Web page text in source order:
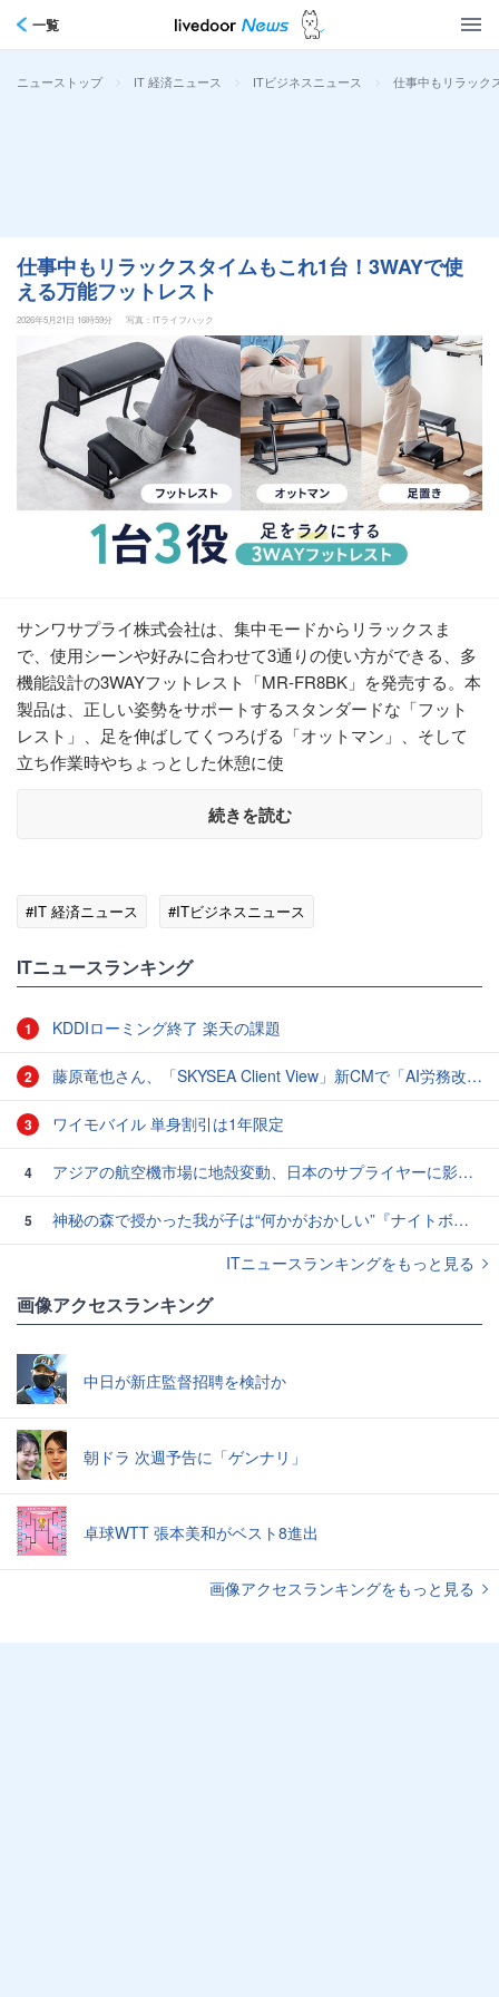
一覧
ニューストップ > IT 経済ニュース > ITビジネスニュース > 仕事中もリラック
仕事中もリラックスタイムもこれ1台！3WAYで使
える万能フットレスト
2026年5月21日 16時59分 写真：ITライフハック
サンワサプライ株式会社は、集中モードからリラックスま
で、使用シーンや好みに合わせて3通りの使い方ができる、多
機能設計の3WAYフットレスト「MR-FR8BK」を発売する。本
製品は、正しい姿勢をサポートするスタンダードな「フット
レスト」、足を伸ばしてくつろげる「オットマン」、そして
立ち作業時やちょっとした休憩に使
続きを読む
#IT 経済ニュース #ITビジネスニュース
ITニュースランキング
1 KDDIローミング終了 楽天の課題
2 藤原竜也さん、「SKYSEA Client View」新CMで「AI労務改善」をアピール 働き方をAIが分析したら「すぐに休んで」と言われる？
3 ワイモバイル 単身割引は1年限定
4 アジアの航空機市場に地殻変動、日本のサプライヤーに影響も
5
神秘の森で授かった我が子は“何かがおかしい”『ナイトボーン -夜哭-』本編映像解禁 母の絶叫顔うちわが全国の劇場に［ホラー通信］
ITニュースランキングをもっと見る
画像アクセスランキング
中日が新庄監督招聘を検討か
朝ドラ 次週予告に「ゲンナリ」
卓球WTT 張本美和がベスト8進出
画像アクセスランキングをもっと見る